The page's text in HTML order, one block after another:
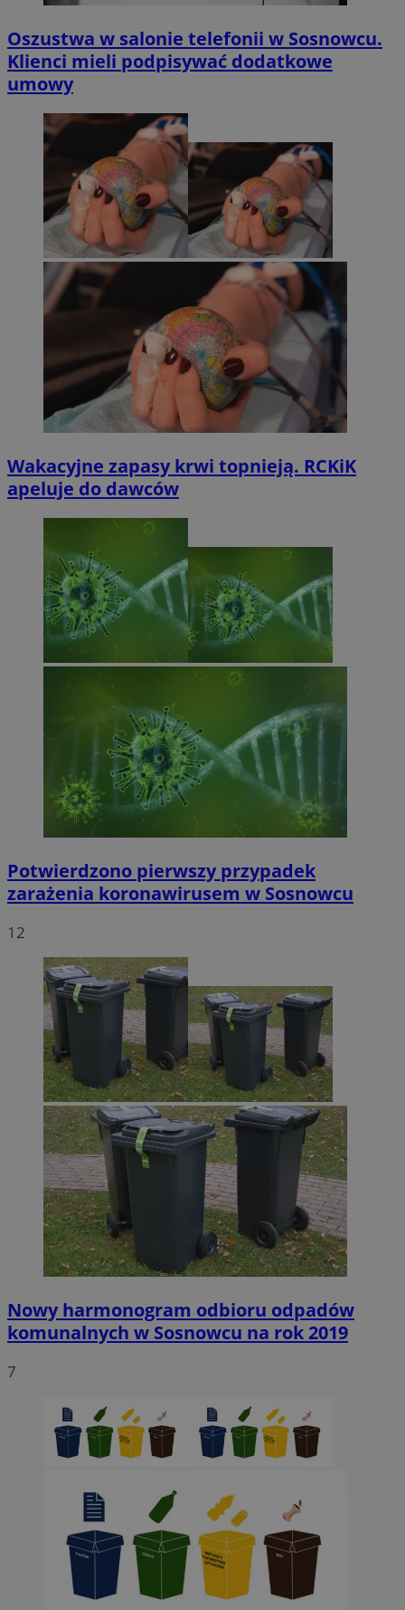
Oszustwa w salonie telefonii w Sosnowcu.
Klienci mieli podpisywać dodatkowe
umowy
Wakacyjne zapasy krwi topnieją. RCKiK
apeluje do dawców
Potwierdzono pierwszy przypadek
zarażenia koronawirusem w Sosnowcu
12
Nowy harmonogram odbioru odpadów
komunalnych w Sosnowcu na rok 2019
7